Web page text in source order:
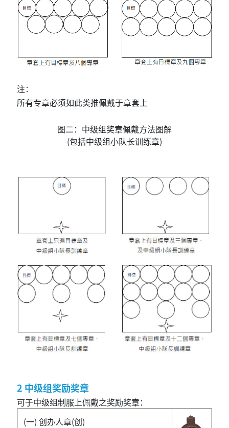
注：
所有专章必须如此类推佩戴于章套上
图二：中级组奖章佩戴方法图解
(包括中级组小队长训练章)
2 中级组奖励奖章
可于中级组制服上佩戴之奖励奖章：
(一) 创办人章(创)